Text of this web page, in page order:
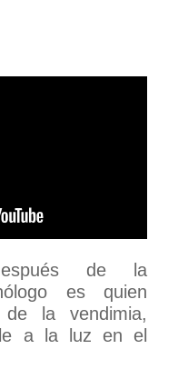
de la
es quien
la vendimia,
a la luz en el